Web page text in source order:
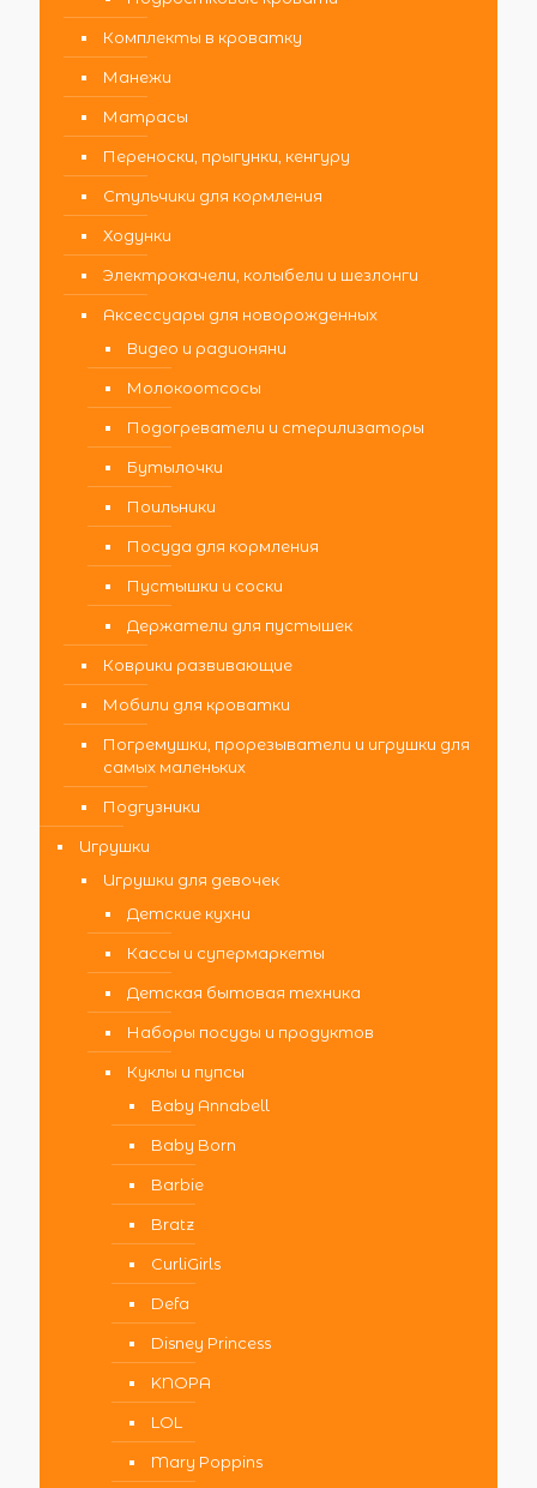
Комплекты в кроватку
Манежи
Матрасы
Переноски, прыгунки, кенгуру
Стульчики для кормления
Ходунки
Электрокачели, колыбели и шезлонги
Аксессуары для новорожденных
Видео и радионяни
Молокоотсосы
Подогреватели и стерилизаторы
Бутылочки
Поильники
Посуда для кормления
Пустышки и соски
Держатели для пустышек
Коврики развивающие
Мобили для кроватки
Погремушки, прорезыватели и игрушки для
самых маленьких
Подгузники
Игрушки
Игрушки для девочек
Детские кухни
Кассы и супермаркеты
Детская бытовая техника
Наборы посуды и продуктов
Куклы и пупсы
Baby Annabell
Baby Born
Barbie
Bratz
CurliGirls
Defa
Disney Princess
KNOPA
LOL
Mary Poppins